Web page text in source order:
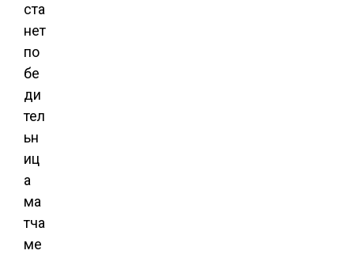
ста
нет
по
бе
ди
тел
ьн
иц
а
ма
тча
ме